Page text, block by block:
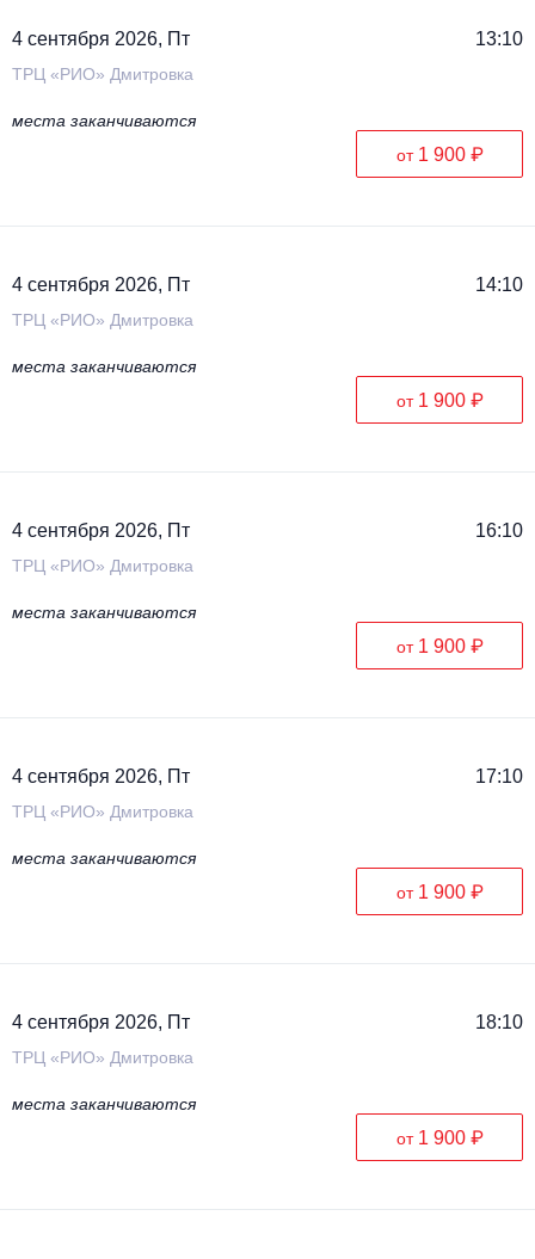
4 сентября 2026, Пт 13:10
ТРЦ «РИО» Дмитровка
места заканчиваются
от 1 900 ₽
4 сентября 2026, Пт 14:10
ТРЦ «РИО» Дмитровка
места заканчиваются
от 1 900 ₽
4 сентября 2026, Пт 16:10
ТРЦ «РИО» Дмитровка
места заканчиваются
от 1 900 ₽
4 сентября 2026, Пт 17:10
ТРЦ «РИО» Дмитровка
места заканчиваются
от 1 900 ₽
4 сентября 2026, Пт 18:10
ТРЦ «РИО» Дмитровка
места заканчиваются
от 1 900 ₽